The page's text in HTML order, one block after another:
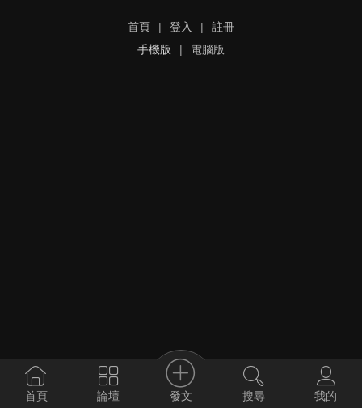
首頁 | 登入 |
註冊
手機版
| 電腦版
首頁 論壇 發文 搜尋 我的